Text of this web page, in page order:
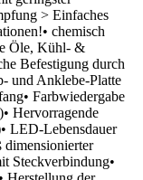
> Einfaches
chemisch
Öle, Kühl- &
Befestigung durch
und Anklebe-Platte
Farbwiedergabe
Hervorragende
LED-Lebensdauer
dimensionierter
Steckverbindung•